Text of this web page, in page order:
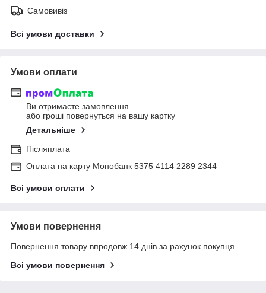
Самовивіз
Всі умови доставки
Умови оплати
Ви отримаєте замовлення
або гроші повернуться на вашу картку
Детальніше
Післяплата
Оплата на карту Монобанк 5375 4114 2289 2344
Всі умови оплати
Умови повернення
Повернення товару впродовж 14 днів за рахунок покупця
Всі умови повернення